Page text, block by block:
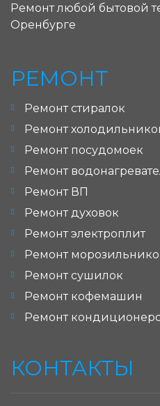
Ремонт любой бытовой
Оренбурге
РЕМОНТ
Ремонт стиралок
Ремонт
Ремонт посудомоек
Ремонт
Ремонт ВП
Ремонт духовок
Ремонт электроплит
Ремонт
Ремонт сушилок
Ремонт кофемашин
Ремонт
КОНТАКТЫ